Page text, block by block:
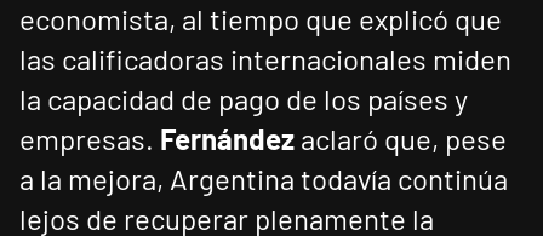
economista, al tiempo que explicó que
las calificadoras internacionales miden
la capacidad de pago de los países y
empresas. Fernández aclaró que, pese
a la mejora, Argentina todavía continúa
lejos de recuperar plenamente la